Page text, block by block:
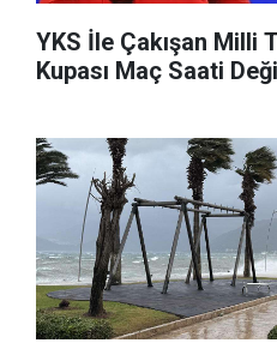
YKS İle Çakışan Milli
Kupası Maç Saati